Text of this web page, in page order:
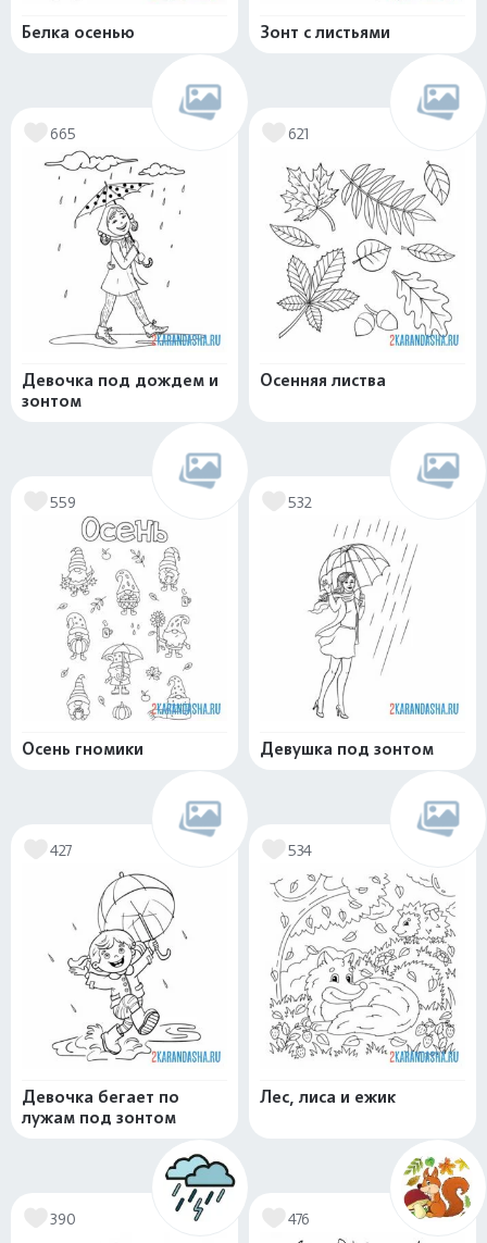
Белка осенью Зонт с листьями
665
Девочка под дождем и
зонтом
621
Осенняя листва
559
Осень гномики
532
Девушка под зонтом
427
Девочка бегает по
лужам под зонтом
534
Лес, лиса и ежик
390 476